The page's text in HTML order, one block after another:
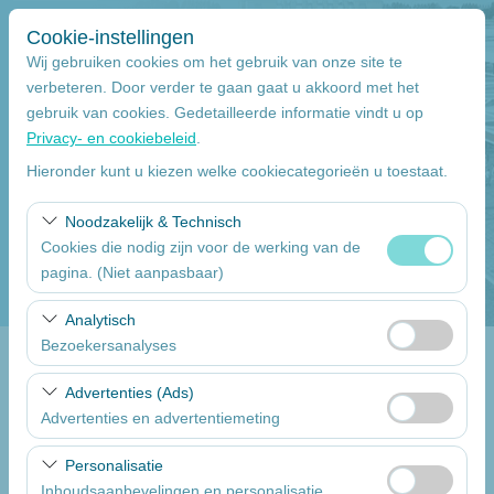
Cookie-instellingen
Wij gebruiken cookies om het gebruik van onze site te
verbeteren. Door verder te gaan gaat u akkoord met het
gebruik van cookies. Gedetailleerde informatie vindt u op
Privacy- en cookiebeleid
Hieronder kunt u kiezen welke cookiecategorieën u toestaat.
Noodzakelijk & Technisch
Cookies die nodig zijn voor de werking van de
pagina. (Niet aanpasbaar)
Deze cookies zijn noodzakelijk voor het correct
functioneren van de site, beveiliging, sessiebeheer en
basisfunctionaliteiten. Ze kunnen niet worden
uitgeschakeld.
Analytisch
Bezoekersanalyses
Deze cookies stellen ons in staat te analyseren hoe onze
website wordt gebruikt (aantal bezoekers, meest
bezochte pagina’s, gebruikersgedrag). Deze gegevens
worden gebruikt om de prestaties van de website te
meten en de gebruikerservaring voortdurend te
Advertenties (Ads)
Advertenties en advertentiemeting
Deze cookies stellen ons in staat om gepersonaliseerde
advertenties te tonen op basis van uw interesses en de
Personalisatie
Pickup Locatie
Mersin
Wilt u de auto inleveren op een ander locatie
Pickup datum
inlever datum & uur
Een lijst van de auto's